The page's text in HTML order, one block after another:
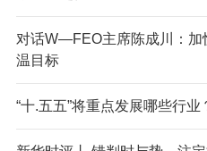
对话W—FEO主席陈成川：加
温目标
“十.五五”将重点发展哪些行业